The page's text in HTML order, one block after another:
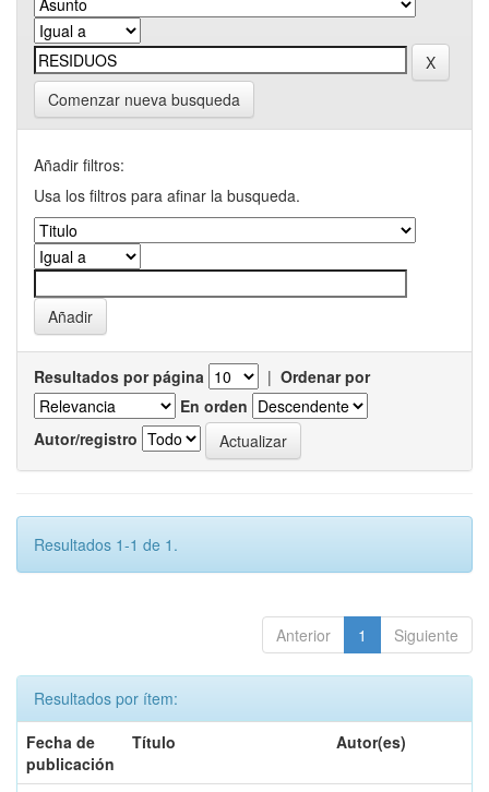
Comenzar nueva busqueda
Añadir filtros:
Usa los filtros para afinar la busqueda.
Resultados por página | Ordenar por
En orden
Autor/registro
Resultados 1-1 de 1.
Anterior 1 Siguiente
Resultados por ítem:
Fecha de
publicación
Título Autor(es)